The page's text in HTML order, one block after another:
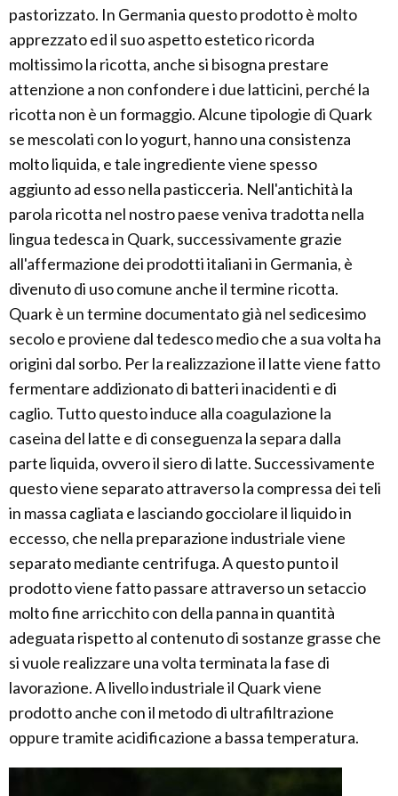
pastorizzato. In Germania questo prodotto è molto
apprezzato ed il suo aspetto estetico ricorda
moltissimo la ricotta, anche si bisogna prestare
attenzione a non confondere i due latticini, perché la
ricotta non è un formaggio. Alcune tipologie di Quark
se mescolati con lo yogurt, hanno una consistenza
molto liquida, e tale ingrediente viene spesso
aggiunto ad esso nella pasticceria. Nell'antichità la
parola ricotta nel nostro paese veniva tradotta nella
lingua tedesca in Quark, successivamente grazie
all'affermazione dei prodotti italiani in Germania, è
divenuto di uso comune anche il termine ricotta.
Quark è un termine documentato già nel sedicesimo
secolo e proviene dal tedesco medio che a sua volta ha
origini dal sorbo. Per la realizzazione il latte viene fatto
fermentare addizionato di batteri inacidenti e di
caglio. Tutto questo induce alla coagulazione la
caseina del latte e di conseguenza la separa dalla
parte liquida, ovvero il siero di latte. Successivamente
questo viene separato attraverso la compressa dei teli
in massa cagliata e lasciando gocciolare il liquido in
eccesso, che nella preparazione industriale viene
separato mediante centrifuga. A questo punto il
prodotto viene fatto passare attraverso un setaccio
molto fine arricchito con della panna in quantità
adeguata rispetto al contenuto di sostanze grasse che
si vuole realizzare una volta terminata la fase di
lavorazione. A livello industriale il Quark viene
prodotto anche con il metodo di ultrafiltrazione
oppure tramite acidificazione a bassa temperatura.